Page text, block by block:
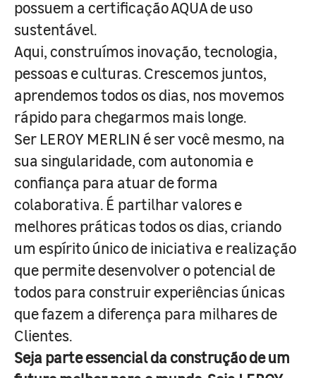
possuem a certificação AQUA de uso
sustentável.
Aqui, construímos inovação, tecnologia,
pessoas e culturas. Crescemos juntos,
aprendemos todos os dias, nos movemos
rápido para chegarmos mais longe.
Ser LEROY MERLIN é ser você mesmo, na
sua singularidade, com autonomia e
confiança para atuar de forma
colaborativa. É partilhar valores e
melhores práticas todos os dias, criando
um espírito único de iniciativa e realização
que permite desenvolver o potencial de
todos para construir experiências únicas
que fazem a diferença para milhares de
Clientes.
Seja parte essencial da construção de um